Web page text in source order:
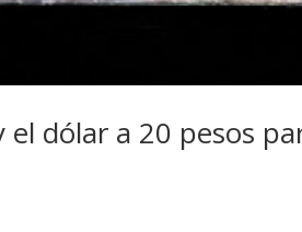
dólar a 20 pesos